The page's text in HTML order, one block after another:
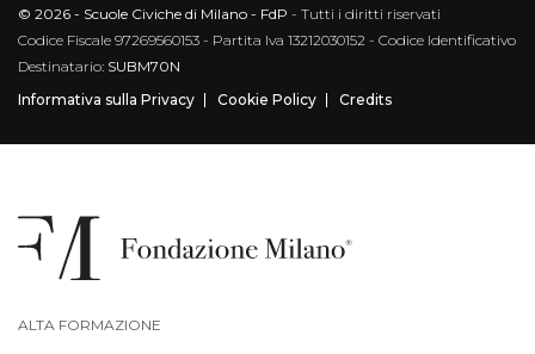
© 2026 - Scuole Civiche di Milano - FdP - Tutti i diritti riservati
Codice Fiscale 97269560153 - Partita Iva 13212030152 - Codice Identificativo
Destinatario: SUBM70N
Informativa sulla Privacy
Cookie Policy Credits
ALTA FORMAZIONE